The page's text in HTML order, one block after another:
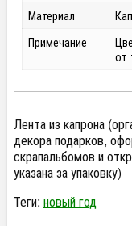
Материал
Примечание
от
Лента из капрона
декора подарков,
скрапальбомов и
указана за упаковку)
Теги: новый год